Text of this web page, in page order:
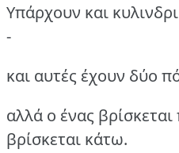
Υπάρχουν και
-
και αυτές έχουν δύο
αλλά ο ένας
βρίσκεται κάτω.